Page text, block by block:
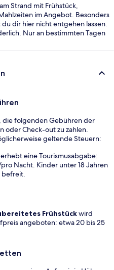
Strand mit Frühstück,
im Angebot. Besonders
dir hier nicht entgehen lassen.
Nur an bestimmten Tagen
die folgenden Gebühren der
oder Check-out zu zahlen.
geltende Steuern:
eine Tourismusabgabe:
Nacht. Kinder unter 18 Jahren
befreit.
Frühstückwird
angeboten: etwa 20 bis 25